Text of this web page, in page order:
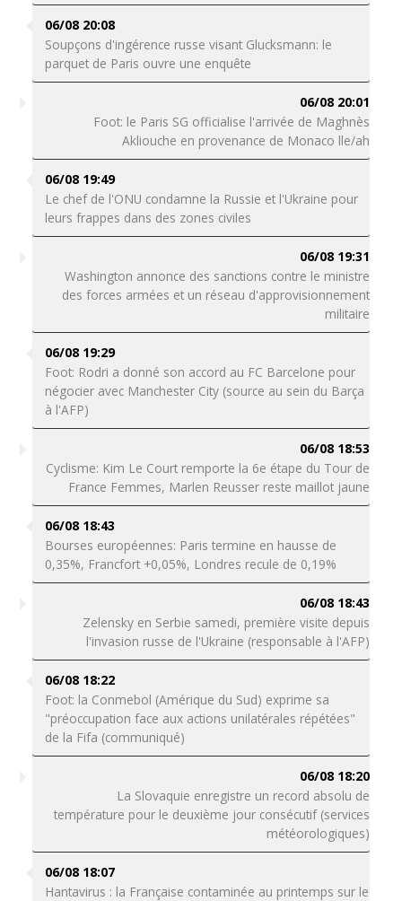
06/08 20:08
Soupçons d'ingérence russe visant Glucksmann: le
parquet de Paris ouvre une enquête
06/08 20:01
Foot: le Paris SG officialise l'arrivée de Maghnès
Akliouche en provenance de Monaco lle/ah
06/08 19:49
Le chef de l'ONU condamne la Russie et l'Ukraine pour
leurs frappes dans des zones civiles
06/08 19:31
Washington annonce des sanctions contre le ministre
des forces armées et un réseau d'approvisionnement
militaire
06/08 19:29
Foot: Rodri a donné son accord au FC Barcelone pour
négocier avec Manchester City (source au sein du Barça
à l'AFP)
06/08 18:53
Cyclisme: Kim Le Court remporte la 6e étape du Tour de
France Femmes, Marlen Reusser reste maillot jaune
06/08 18:43
Bourses européennes: Paris termine en hausse de
0,35%, Francfort +0,05%, Londres recule de 0,19%
06/08 18:43
Zelensky en Serbie samedi, première visite depuis
l'invasion russe de l'Ukraine (responsable à l'AFP)
06/08 18:22
Foot: la Conmebol (Amérique du Sud) exprime sa
"préoccupation face aux actions unilatérales répétées"
de la Fifa (communiqué)
06/08 18:20
La Slovaquie enregistre un record absolu de
température pour le deuxième jour consécutif (services
météorologiques)
06/08 18:07
Hantavirus : la Française contaminée au printemps sur le